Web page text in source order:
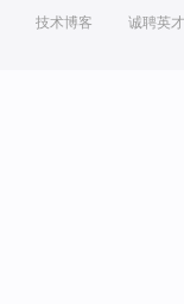
技术博客 诚聘英才